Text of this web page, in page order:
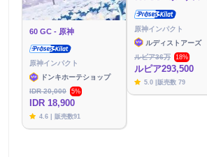
60 GC - 原神
原神インパクト
ドンキホーテショップ
IDR 20,000
5%
IDR 18,900
4.6 | 販売数91
原神インパクト
ルディストアーズ
ルピア36万
18%
ルピア293,500
5.0 |販売数 79